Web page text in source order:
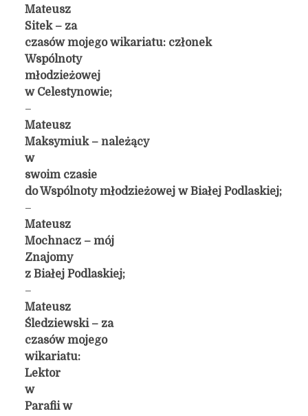
Mateusz
Sitek – za
czasów mojego wikariatu: członek
Wspólnoty
młodzieżowej
w Celestynowie;
–
Mateusz
Maksymiuk – należący
w
swoim czasie
do Wspólnoty młodzieżowej w Białej Podlaskiej;
–
Mateusz
Mochnacz – mój
Znajomy
z Białej Podlaskiej;
–
Mateusz
Śledziewski – za
czasów mojego
wikariatu:
Lektor
w
Parafii w